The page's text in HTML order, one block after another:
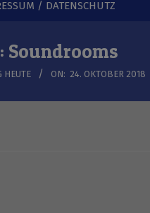
/ DATENSCHUTZ
Soundrooms
HEUTE ON: 24. OKTOBER 2018